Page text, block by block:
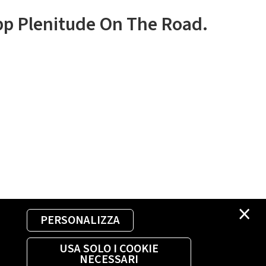
×
PERSONALIZZA
USA SOLO I COOKIE
NECESSARI
Plenitude On The Road.